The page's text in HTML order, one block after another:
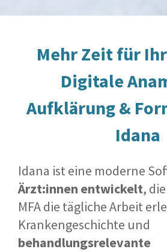
Mehr Zeit für
Digitale
Aufklärung &
Idana
Idana ist eine moderne
Ärzt:innen entwickelt,
MFA die tägliche Arbeit
Krankengeschichte und
behandlungsrelevante